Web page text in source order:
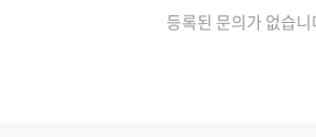
등록된 문의가 없습